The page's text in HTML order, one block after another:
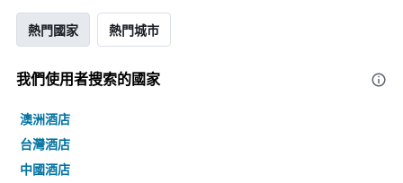
熱門國家 熱門城市
我們使用者搜索的國家
澳洲酒店
台灣酒店
中國酒店